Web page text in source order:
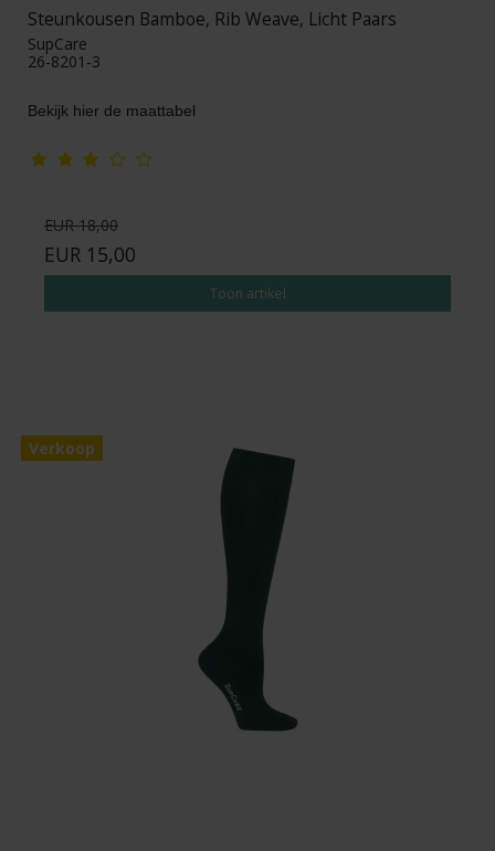
Steunkousen Bamboe, Rib Weave, Licht Paars
SupCare
26-8201-3
Bekijk hier de maattabel
EUR 18,00
EUR 15,00
Toon artikel
Verkoop